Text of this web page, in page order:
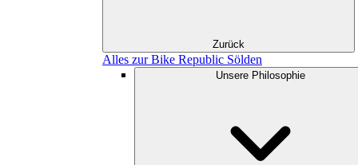
Zurück
Alles zur Bike Republic Sölden
Unsere Philosophie